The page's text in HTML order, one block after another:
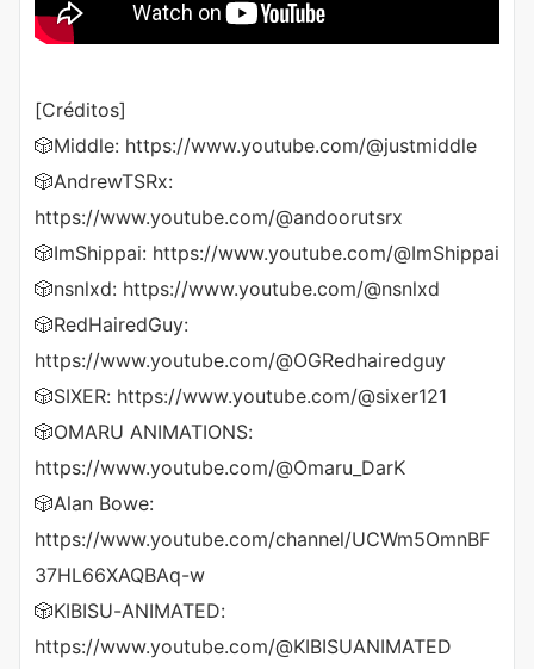
[Créditos]
🎲Middle: https://www.youtube.com/@justmiddle
🎲AndrewTSRx:
https://www.youtube.com/@andoorutsrx
🎲ImShippai: https://www.youtube.com/@ImShippai
🎲nsnlxd: https://www.youtube.com/@nsnlxd
🎲RedHairedGuy:
https://www.youtube.com/@OGRedhairedguy
🎲SIXER: https://www.youtube.com/@sixer121
🎲OMARU ANIMATIONS:
https://www.youtube.com/@Omaru_DarK
🎲Alan Bowe:
https://www.youtube.com/channel/UCWm5OmnBF
37HL66XAQBAq-w
🎲KIBISU-ANIMATED:
https://www.youtube.com/@KIBISUANIMATED